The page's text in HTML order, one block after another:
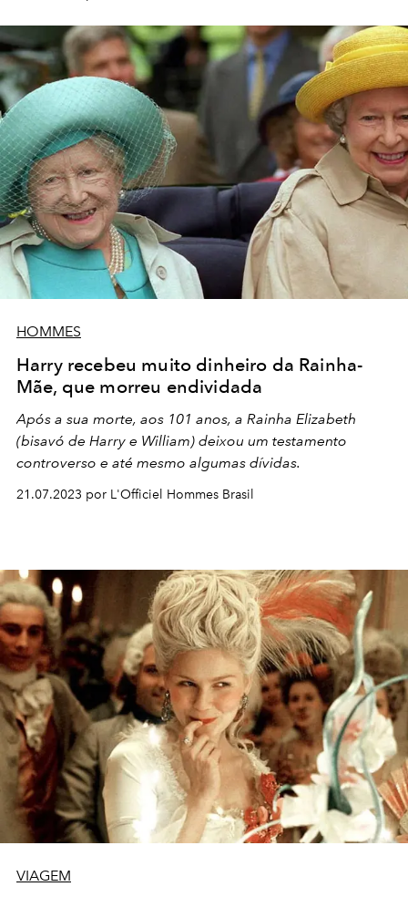
HOMMES
Harry recebeu muito dinheiro da Rainha-
Mãe, que morreu endividada
Após a sua morte, aos 101 anos, a Rainha Elizabeth
(bisavó de Harry e William) deixou um testamento
controverso e até mesmo algumas dívidas.
21.07.2023 por L'Officiel Hommes Brasil
VIAGEM